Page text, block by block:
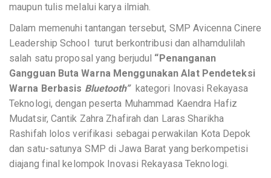
maupun tulis melalui karya ilmiah.
Dalam memenuhi tantangan tersebut, SMP Avicenna Cinere
Leadership School turut berkontribusi dan alhamdulilah
salah satu proposal yang berjudul “Penanganan
Gangguan Buta Warna Menggunakan Alat Pendeteksi
Warna Berbasis Bluetooth” kategori Inovasi Rekayasa
Teknologi, dengan peserta Muhammad Kaendra Hafiz
Mudatsir, Cantik Zahra Zhafirah dan Laras Sharikha
Rashifah lolos verifikasi sebagai perwakilan Kota Depok
dan satu-satunya SMP di Jawa Barat yang berkompetisi
diajang final kelompok Inovasi Rekayasa Teknologi.